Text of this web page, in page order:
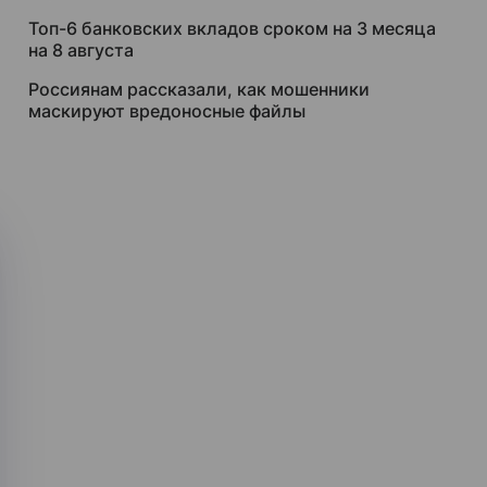
Топ-6 банковских вкладов сроком на 3 месяца
на 8 августа
Россиянам рассказали, как мошенники
маскируют вредоносные файлы